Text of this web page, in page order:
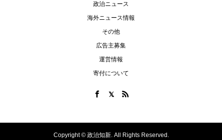
政治ニュース
海外ニュース情報
その他
広告主募集
運営情報
寄付について
Copyright ©政治知新. All Rights Reserved.